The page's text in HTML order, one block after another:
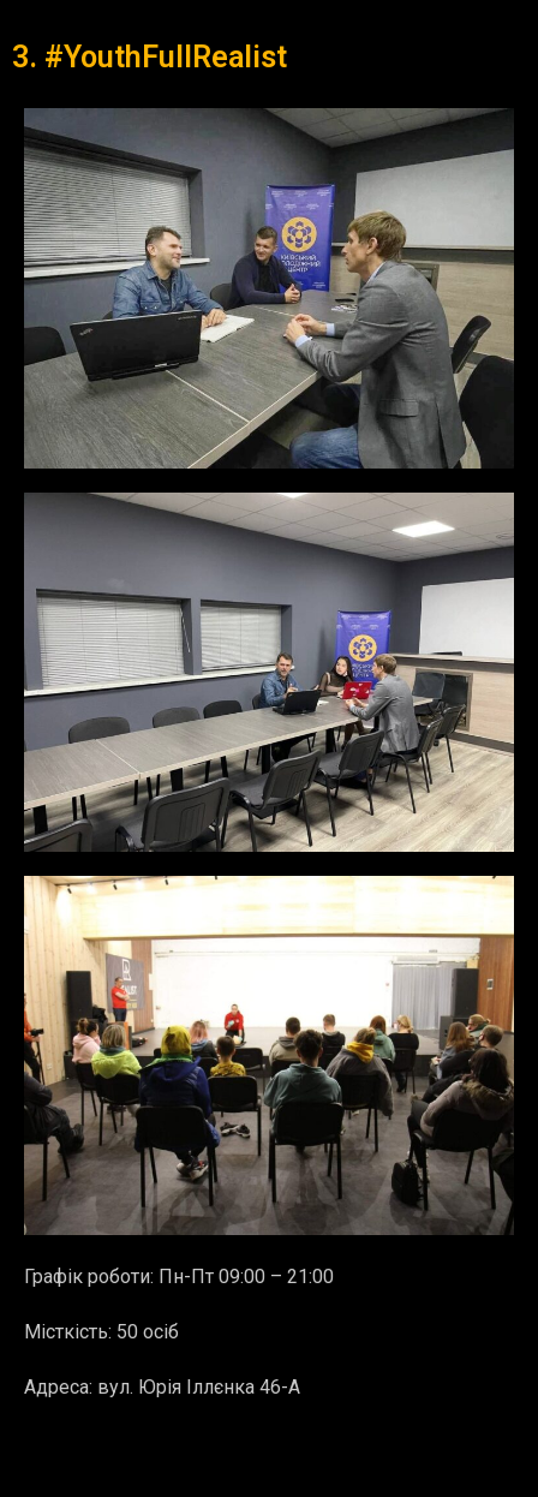
3. #YouthFullRealist
Графік роботи: Пн-Пт 09:00 – 21:00
Місткість: 50 осіб
Адреса: вул. Юрія Іллєнка 46-А